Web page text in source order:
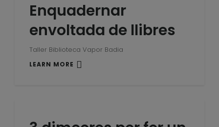
Enquadernar
envoltada de llibres
Taller Biblioteca Vapor Badia
LEARN MORE